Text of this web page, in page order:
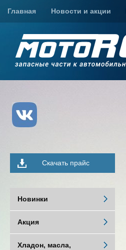
Главная Новости и акции
Скачать прайс
Новинки
Акция
Хладон, масла,